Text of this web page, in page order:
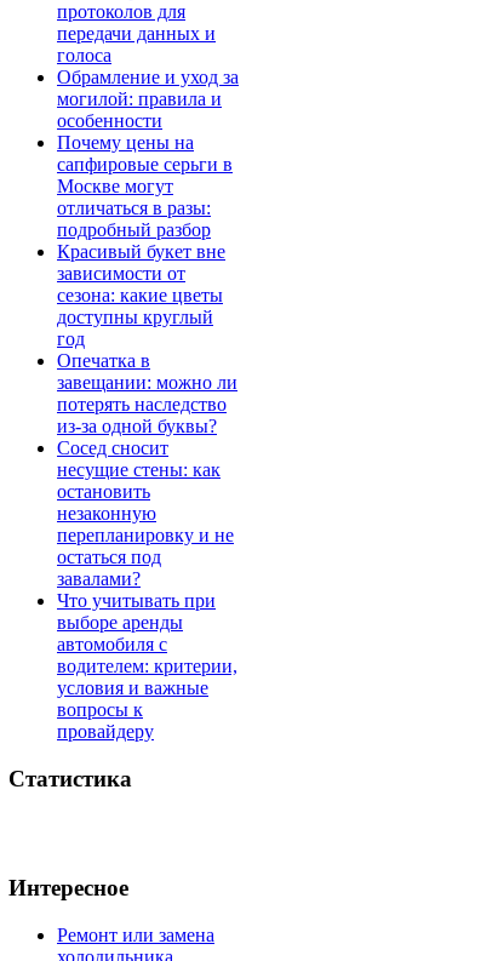
протоколов для
передачи данных и
голоса
Обрамление и уход за
могилой: правила и
особенности
Почему цены на
сапфировые серьги в
Москве могут
отличаться в разы:
подробный разбор
Красивый букет вне
зависимости от
сезона: какие цветы
доступны круглый
год
Опечатка в
завещании: можно ли
потерять наследство
из-за одной буквы?
Сосед сносит
несущие стены: как
остановить
незаконную
перепланировку и не
остаться под
завалами?
Что учитывать при
выборе аренды
автомобиля с
водителем: критерии,
условия и важные
вопросы к
провайдеру
Статистика
Интересное
Ремонт или замена